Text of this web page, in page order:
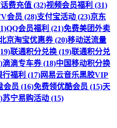
费充值 (32)视频会员福利 (31)
会员 (28)支付宝活动 (23)京东
QQ会员福利 (21)免费美团外卖
京淘宝优惠券 (20)移动送流量
联通积分兑换 (19)联通积分兑
滴滴专车券 (18)中国移动积分换
行福利 (17)网易云音乐黑胶VIP
会员 (16)免费领优酷会员 (15)天
苏宁易购活动 (15)